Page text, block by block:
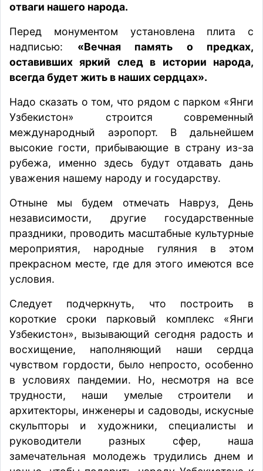
отваги нашего народа.
Перед монументом установлена плита с
надписью: «Вечная память о предках,
оставивших яркий след в истории народа,
всегда будет жить в наших сердцах».
Надо сказать о том, что рядом с парком «Янги
Узбекистон» строится современный
международный аэропорт. В дальнейшем
высокие гости, прибывающие в страну из-за
рубежа, именно здесь будут отдавать дань
уважения нашему народу и государству.
Отныне мы будем отмечать Навруз, День
независимости, другие государственные
праздники, проводить масштабные культурные
мероприятия, народные гуляния в этом
прекрасном месте, где для этого имеются все
условия.
Следует подчеркнуть, что построить в
короткие сроки парковый комплекс «Янги
Узбекистон», вызывающий сегодня радость и
восхищение, наполняющий наши сердца
чувством гордости, было непросто, особенно
в условиях пандемии. Но, несмотря на все
трудности, наши умелые строители и
архитекторы, инженеры и садоводы, искусные
скульпторы и художники, специалисты и
руководители разных сфер, наша
замечательная молодежь трудились днем и